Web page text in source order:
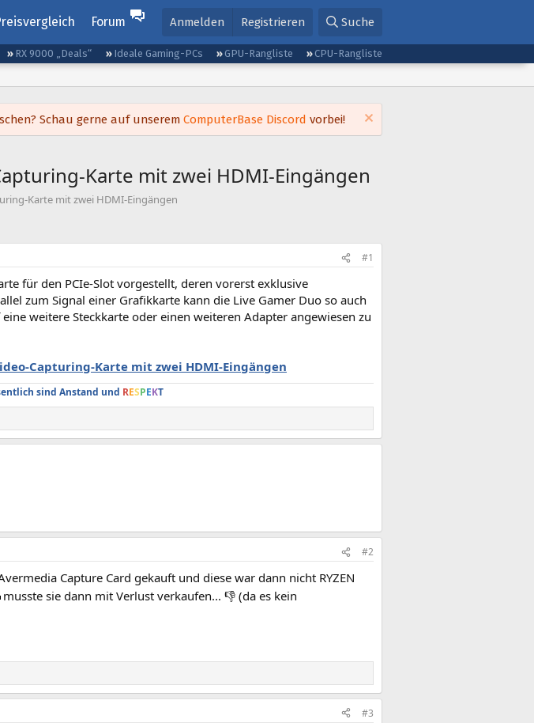
Forum Anmelden Registrieren Suche
RX 9000 „Deals“ Ideale Gaming-PCs GPU-Rangliste
CPU-Rangliste
Schau gerne auf unserem ComputerBase Discord vorbei!
Karte mit zwei HDMI-Eingängen
Karte mit zwei HDMI-Eingängen
#1
für den PCIe-Slot vorgestellt, deren vorerst exklusive
zum Signal einer Grafikkarte kann die Live Gamer Duo so auch
weitere Steckkarte oder einen weiteren Adapter angewiesen zu
Capturing-Karte mit zwei HDMI-Eingängen
sind Anstand und RESPEKT
#2
Capture Card gekauft und diese war dann nicht RYZEN
musste sie dann mit Verlust verkaufen... 👎 (da es kein
#3